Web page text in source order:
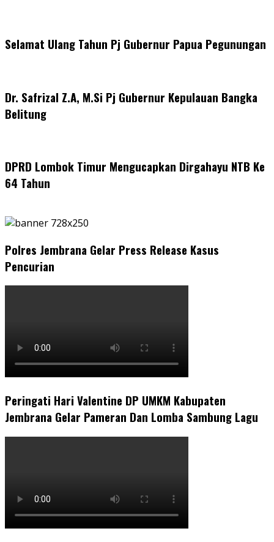
Selamat Ulang Tahun Pj Gubernur Papua Pegunungan
Dr. Safrizal Z.A, M.Si Pj Gubernur Kepulauan Bangka
Belitung
DPRD Lombok Timur Mengucapkan Dirgahayu NTB Ke
64 Tahun
Polres Jembrana Gelar Press Release Kasus
Pencurian
Peringati Hari Valentine DP UMKM Kabupaten
Jembrana Gelar Pameran Dan Lomba Sambung Lagu